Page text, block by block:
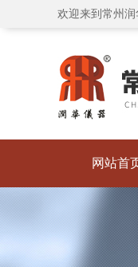
欢迎来到常州润
网站首